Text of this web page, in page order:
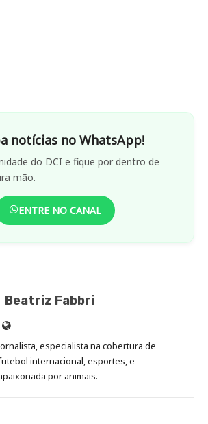
notícias no WhatsApp!
do DCI e fique por dentro de
mão.
ENTRE NO CANAL
Beatriz Fabbri
Site
de
Beatriz
Fabbri
especialista na cobertura de
internacional, esportes, e
por animais.